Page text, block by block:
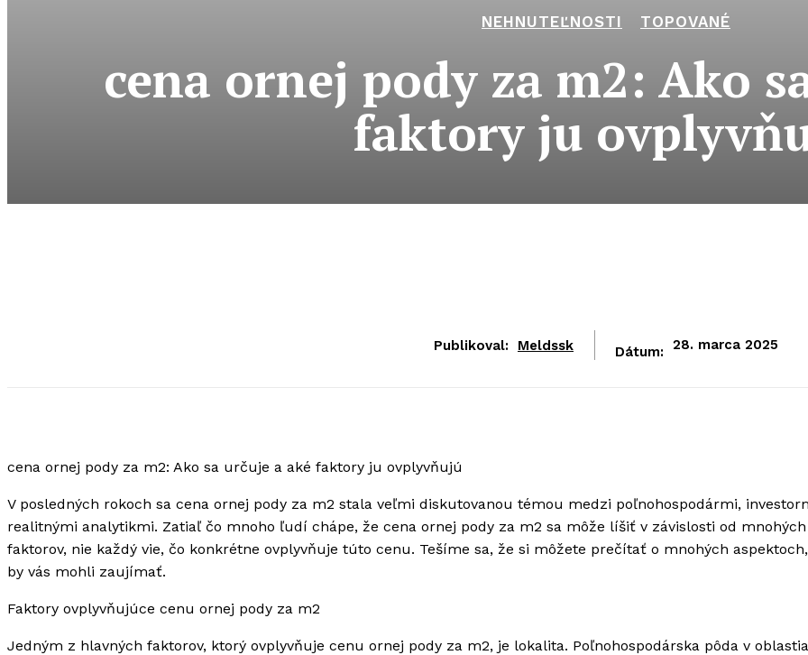
NEHNUTEĽNOSTI TOPOVANÉ
cena ornej pody za m2: Ako
faktory ju
Publikoval: Meldssk Dátum: 28. marca 2025
cena ornej pody za m2: Ako sa určuje a aké faktory ju ovplyvňujú
V posledných rokoch sa cena ornej pody za m2 stala veľmi diskutovanou témou medzi poľnohospodármi,
realitnými analytikmi. Zatiaľ čo mnoho ľudí chápe, že cena ornej pody za m2 sa môže líšiť v závislosti od mnohých
faktorov, nie každý vie, čo konkrétne ovplyvňuje túto cenu. Tešíme sa, že si môžete prečítať o mnohých
by vás mohli zaujímať.
Faktory ovplyvňujúce cenu ornej pody za m2
Jedným z hlavných faktorov, ktorý ovplyvňuje cenu ornej pody za m2, je lokalita. Poľnohospodárska pôda v